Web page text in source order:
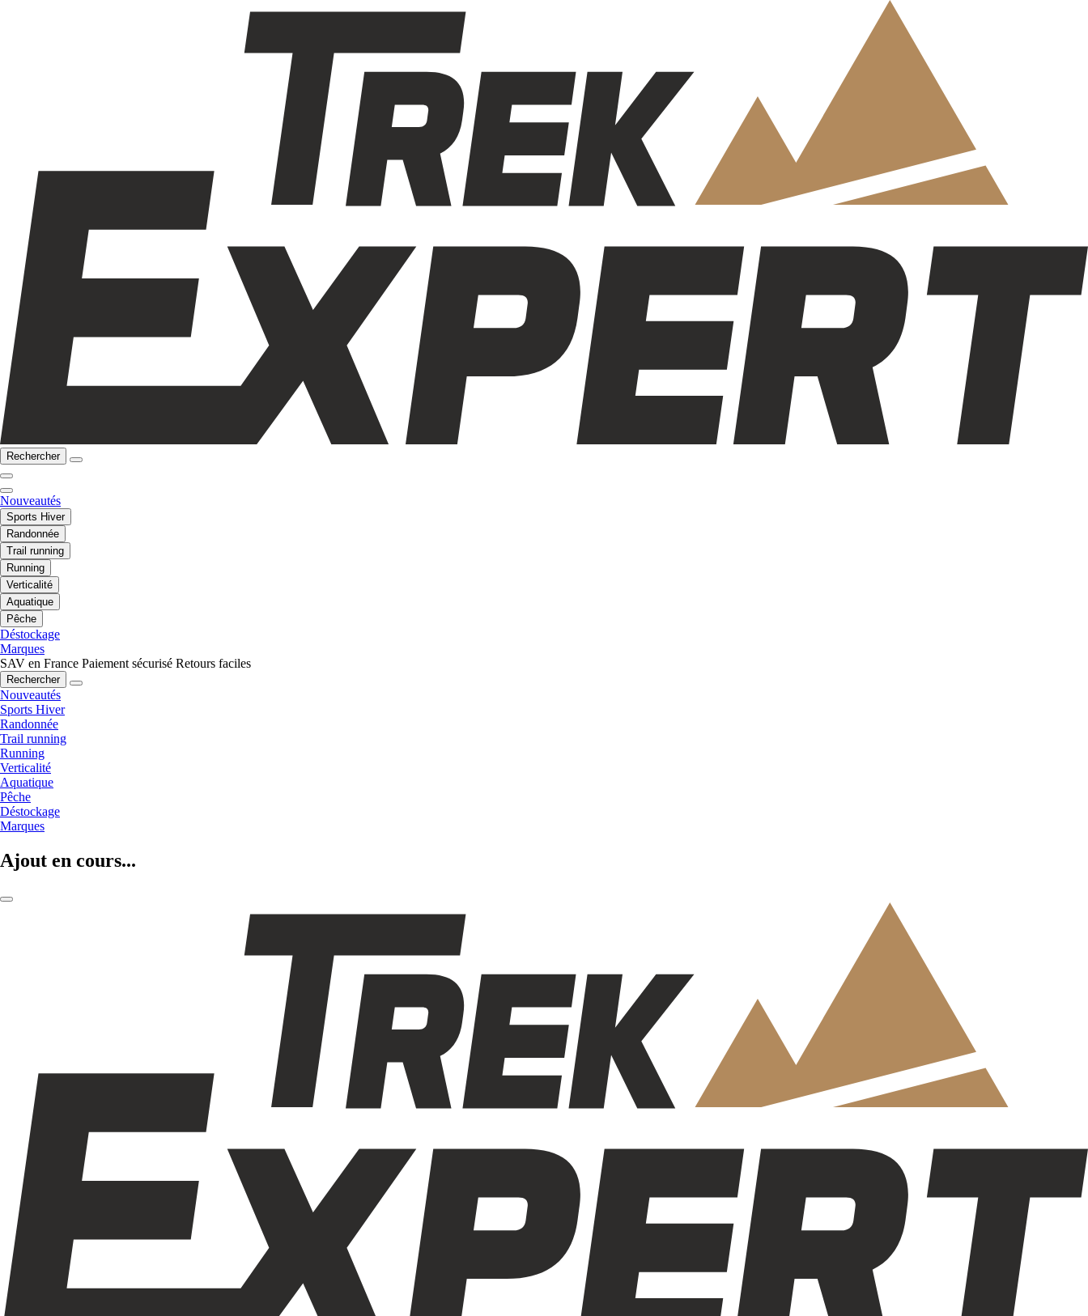
Rechercher
Nouveautés
Sports Hiver
Randonnée
Trail running
Running
Verticalité
Aquatique
Pêche
Déstockage
Marques
SAV en France Paiement sécurisé Retours faciles
Rechercher
Nouveautés
Sports Hiver
Randonnée
Trail running
Running
Verticalité
Aquatique
Pêche
Déstockage
Marques
Ajout en cours...